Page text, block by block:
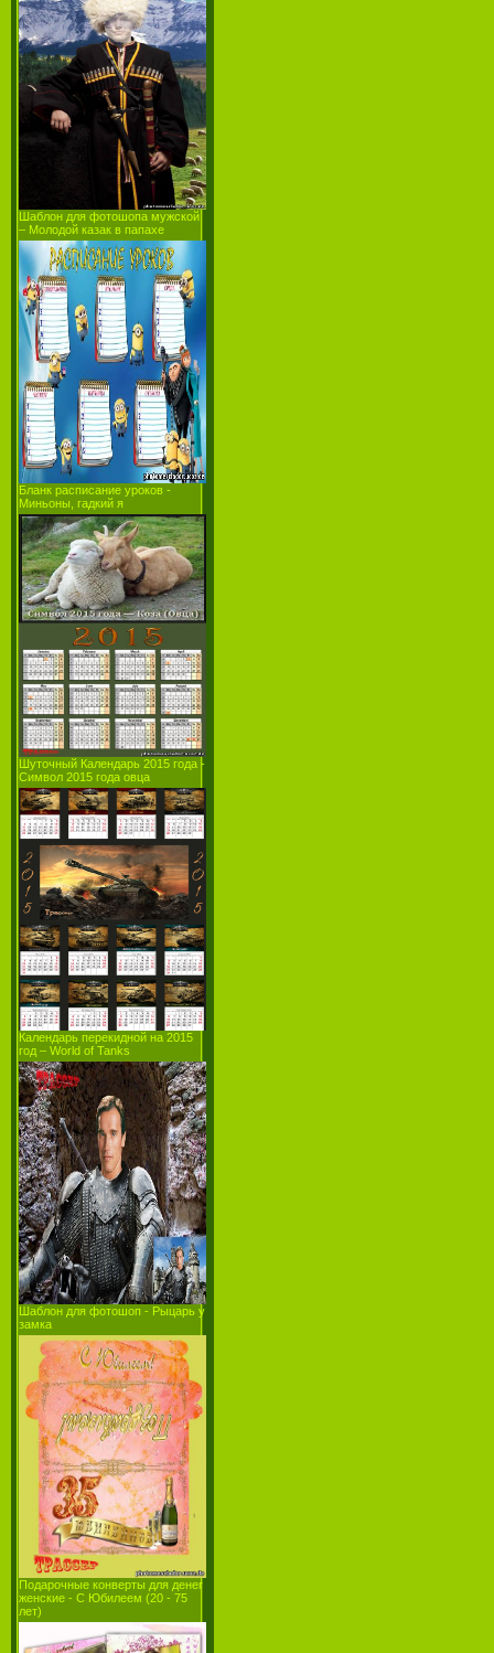
Шаблон для фотошопа мужской
– Молодой казак в папахе
Бланк расписание уроков -
Миньоны, гадкий я
Шуточный Календарь 2015 года -
Символ 2015 года овца
Календарь перекидной на 2015
год – World of Tanks
Шаблон для фотошоп - Рыцарь у
замка
Подарочные конверты для денег
женские - С Юбилеем (20 - 75
лет)